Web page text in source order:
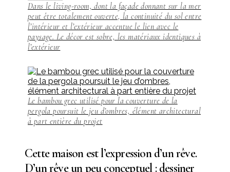
Dans le living-room, dont la façade donnant sur la mer
peut être totalement ouverte, la continuité du sol entre
l’intérieur et l’extérieur accentue le lien avec le
paysage. Le décor est sobre, les matériaux identiques à
l’extérieur
Le bambou grec utilisé pour la couverture de la
pergola poursuit le jeu d’ombres, élément architectural
à part entière du projet
Cette maison est l’expression d’un rêve.
D’un rêve un peu conceptuel : dessiner